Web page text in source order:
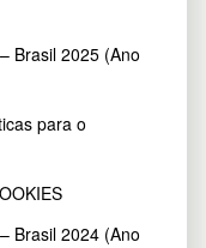
Brasil 2025 (Ano
para o
Brasil 2024 (Ano